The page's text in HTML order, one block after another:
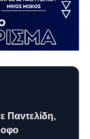
Παντελίδη,